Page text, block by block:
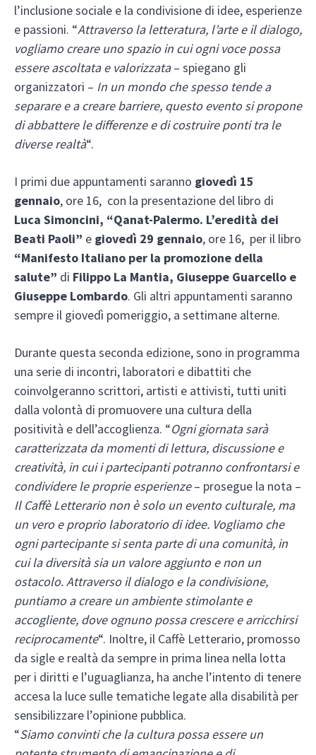
l’inclusione sociale e la condivisione di idee, esperienze
e passioni. “Attraverso la letteratura, l’arte e il dialogo,
vogliamo creare uno spazio in cui ogni voce possa
essere ascoltata e valorizzata– spiegano gli
organizzatori – In un mondo che spesso tende a
separare e a creare barriere, questo evento si propone
di abbattere le differenze e di costruire ponti tra le
diverse realtà“.
I primi due appuntamenti saranno giovedì 15
gennaio, ore 16, con la presentazione del libro di
Luca Simoncini, “Qanat-Palermo. L’eredità dei
Beati Paoli” e giovedì 29 gennaio, ore 16, per il libro
“Manifesto Italiano per la promozione della
salute” di Filippo La Mantia, Giuseppe Guarcello e
Giuseppe Lombardo. Gli altri appuntamenti saranno
sempre il giovedì pomeriggio, a settimane alterne.
Durante questa seconda edizione, sono in programma
una serie di incontri, laboratori e dibattiti che
coinvolgeranno scrittori, artisti e attivisti, tutti uniti
dalla volontà di promuovere una cultura della
positività e dell’accoglienza. “Ogni giornata sarà
caratterizzata da momenti di lettura, discussione e
creatività, in cui i partecipanti potranno confrontarsi e
condividere le proprie esperienze– prosegue la nota –
Il Caffè Letterario non è solo un evento culturale, ma
un vero e proprio laboratorio di idee. Vogliamo che
ogni partecipante si senta parte di una comunità, in
cui la diversità sia un valore aggiunto e non un
ostacolo. Attraverso il dialogo e la condivisione,
puntiamo a creare un ambiente stimolante e
accogliente, dove ognuno possa crescere e arricchirsi
reciprocamente“. Inoltre, il Caffè Letterario, promosso
da sigle e realtà da sempre in prima linea nella lotta
per i diritti e l’uguaglianza, ha anche l’intento di tenere
accesa la luce sulle tematiche legate alla disabilità per
sensibilizzare l’opinione pubblica.
“Siamo convinti che la cultura possa essere un